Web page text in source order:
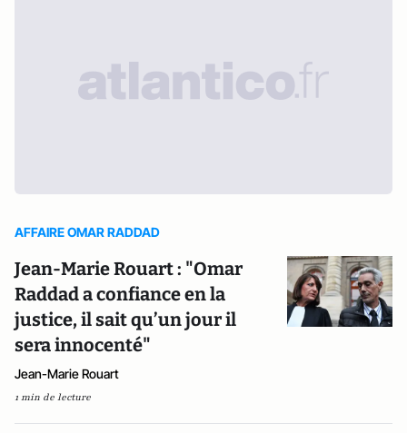
AFFAIRE OMAR RADDAD
Jean-Marie Rouart : "Omar
Raddad a confiance en la
justice, il sait qu’un jour il
sera innocenté"
Jean-Marie Rouart
1 min de lecture